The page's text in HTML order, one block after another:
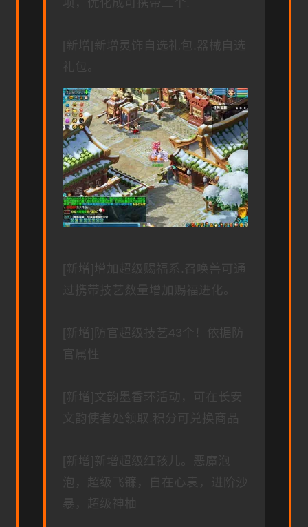
项，优化成可携带二个.
[新增[新增灵饰自选礼包.器械自选
礼包。
[新增]增加超级赐福系.召唤兽可通
过携带技艺数量增加赐福进化。
[新增]防官超级技艺43个！依据防
官属性
[新增]文韵墨香环活动，可在长安
文韵使者处领取.积分可兑换商品
[新增]新增超级红孩儿。恶魔泡
泡，超级飞镰，自在心袁，进阶沙
暴，超级神柚